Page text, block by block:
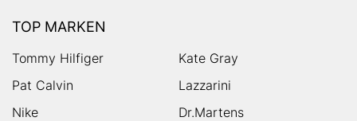
TOP MARKEN
Tommy Hilfiger
Kate Gray
Pat Calvin
Lazzarini
Nike
Dr.Martens